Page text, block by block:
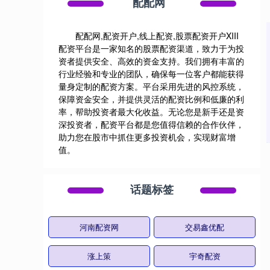
配配网,配资开户,线上配资,股票配资开户XIII‌
配资平台是一家知名的股票配资渠道，致力于为投
资者提供安全、高效的资金支持。我们拥有丰富的
行业经验和专业的团队，确保每一位客户都能获得
量身定制的配资方案。平台采用先进的风控系统，
保障资金安全，并提供灵活的配资比例和低廉的利
率，帮助投资者最大化收益。无论您是新手还是资
深投资者，配资平台都是您值得信赖的合作伙伴，
助力您在股市中抓住更多投资机会，实现财富增
值。
话题标签
河南配资网 交易鑫优配
涨上策 宇奇配资